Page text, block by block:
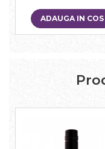
ADAUGA IN COS